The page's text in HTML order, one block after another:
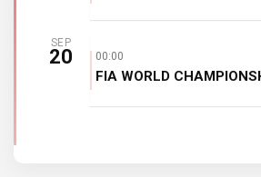
SEP
20 00:00
FIA WORLD